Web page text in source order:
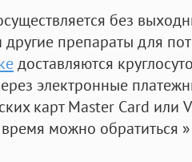
без
другие препараты для
доставляются
электронные
карт Master Card или
можно обратиться